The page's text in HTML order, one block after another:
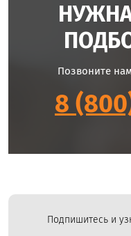
Позвоните
8
Подпишитесь и